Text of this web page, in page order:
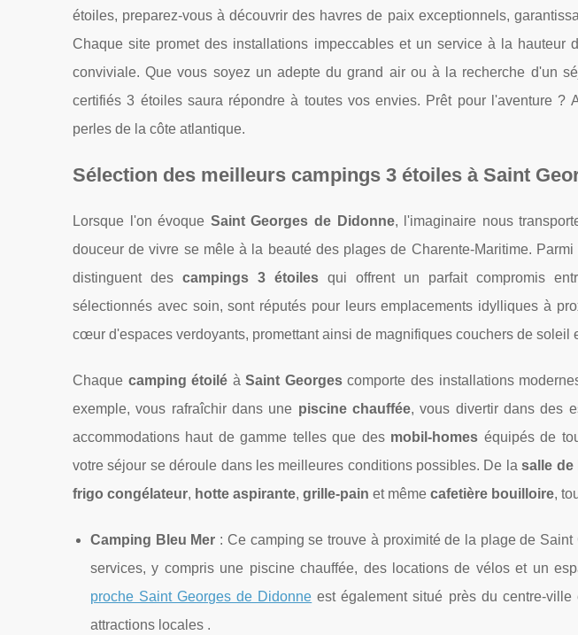
étoiles, preparez-vous à découvrir des havres de paix exceptionnels,
Chaque site promet des installations impeccables et un service à la hauteur
conviviale. Que vous soyez un adepte du grand air ou à la recherche d'un
certifiés 3 étoiles saura répondre à toutes vos envies. Prêt pour l'aventure ?
perles de la côte atlantique.
Sélection des meilleurs campings 3 étoiles à Saint
Lorsque l'on évoque Saint Georges de Didonne, l'imaginaire nous
douceur de vivre se mêle à la beauté des plages de Charente-Maritime.
distinguent des campings 3 étoiles qui offrent un parfait compromis
sélectionnés avec soin, sont réputés pour leurs emplacements idylliques à
cœur d'espaces verdoyants, promettant ainsi de magnifiques couchers de soleil
Chaque camping étoilé àSaint Georgescomporte des installations
exemple, vous rafraîchir dans une piscine chauffée, vous divertir dans des
accommodations haut de gamme telles que des mobil-homes équipés de
votre séjour se déroule dans les meilleures conditions possibles. De lasalle de
frigo congélateur, hotte aspirante, grille-pain et même cafetière bouilloire,
Camping Bleu Mer : Ce camping se trouve à proximité de la plage de
services, y compris une piscine chauffée, des locations de vélos et un
proche Saint Georges de Didonne est également situé près du centre-
attractions locales​ .